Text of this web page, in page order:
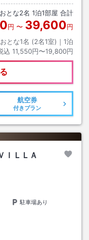
おとな2名 1泊1部屋 合計
円 〜 39,600円
おとな1名 (2名1室)｜ 1泊
込 11,550円〜19,800円
航空券
付きプラン
ＬＬＡ
駐車場あり